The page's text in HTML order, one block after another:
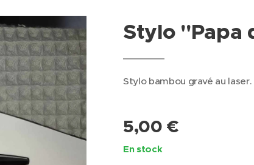
Stylo "Papa
Stylo bambou gravé au laser.
5,00 €
En stock